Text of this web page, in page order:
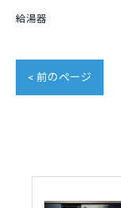
給湯器
< 前のページ